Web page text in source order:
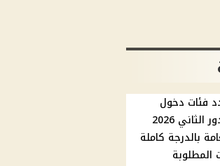
فئات دخول
امتحانات الدور الثاني 2026
بالدرجة كاملة
المطلوبة